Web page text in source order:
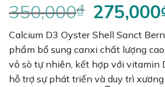
350,000₫ Giá
gốc
là:
350,000₫.
275,000
Calcium D3 Oyster Shell Sanct
phẩm bổ sung canxi chất lượng
vỏ sò tự nhiên, kết hợp với vitamin
hỗ trợ sự phát triển và duy trì